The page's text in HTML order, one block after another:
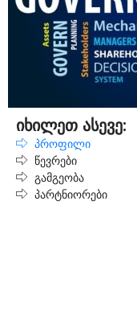
იხილეთ ასევე:
პროფილი
წევრები
გამგეობა
პარტნიორები